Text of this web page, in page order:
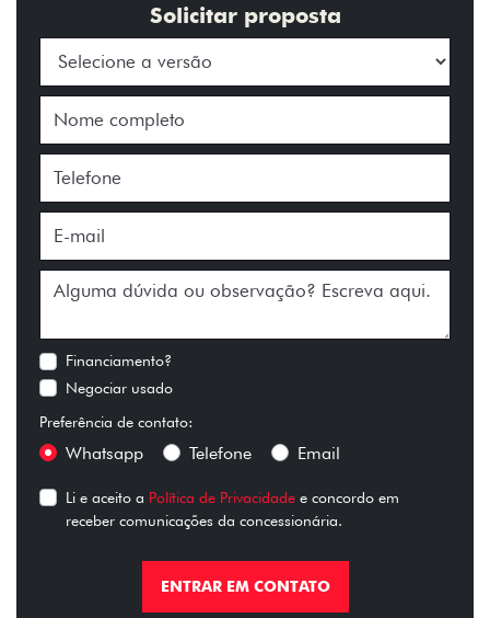
Solicitar proposta
Financiamento?
Negociar usado
Preferência de contato:
Whatsapp Telefone Email
Li e aceito a Política de Privacidade e concordo em
receber comunicações da concessionária.
ENTRAR EM CONTATO